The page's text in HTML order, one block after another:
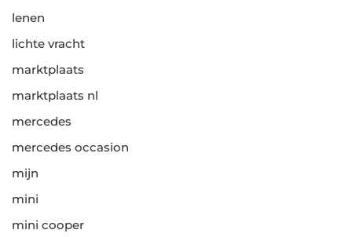
lenen
lichte vracht
marktplaats
marktplaats nl
mercedes
mercedes occasion
mijn
mini
mini cooper